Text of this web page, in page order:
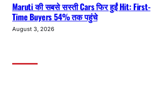
Maruti की सबसे सस्ती Cars फिर हुईं Hit: First-
Time Buyers 54% तक पहुंचे
August 3, 2026